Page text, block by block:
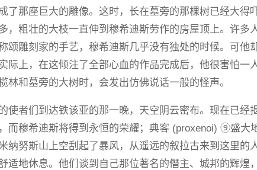
了那座巨大的雕像。这时，长在墓旁的那棵树已经大得
，粗壮的大枝一直伸到穆希迪斯劳作的房屋顶上。许多
颂雕刻家的手艺，穆希迪斯几乎没有独处的时候。可他
际上，在这倾注了全部心血的作品完成后，他很害怕一
林和墓旁的大树时，会发出仿佛说话一般的怪声。
使者们到达铁该亚的那一晚，天空阴云密布。现在已经
而穆希迪斯将得到永恒的荣耀；典客 (proxenoi) ⑨盛大
纳努斯山上空刮起了暴风，从遥远的叙拉古来到这里的
适地休息。他们谈到自己那位著名的僭主、城邦的辉煌